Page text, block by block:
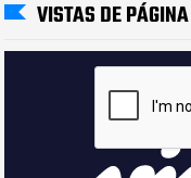
VISTAS DE